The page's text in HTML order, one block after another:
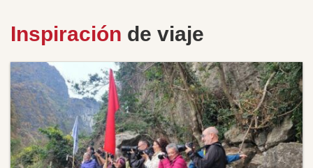
Inspiración de viaje